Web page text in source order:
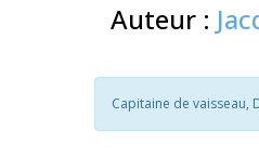
Auteur :
Capitaine de vaisseau,